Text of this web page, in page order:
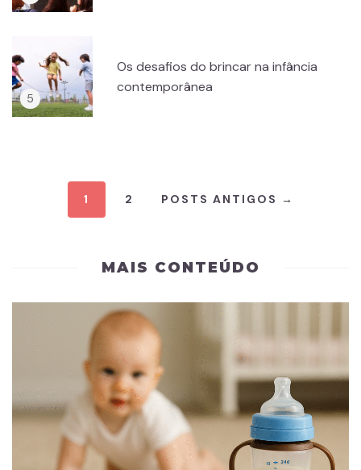
Os desafios do brincar na infância
contemporânea
1 2 POSTS ANTIGOS →
MAIS CONTEÚDO